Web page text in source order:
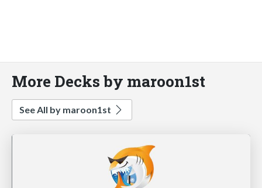
More Decks by maroon1st
See All by maroon1st